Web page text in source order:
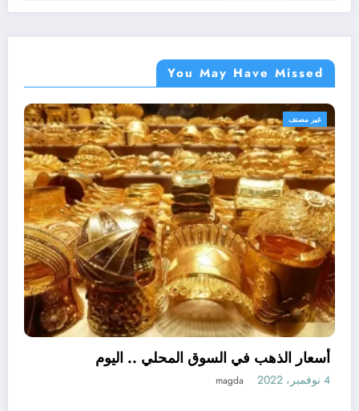
You May Have Missed
أهم الأخبار غير مصنف مصر
اللواء هشام آمنة : تمويل 394 مشروعاً صغيراً
ومتناهى الصغر بجملة استثمارات 6 ملايين جنيه
نبض مصر الحره